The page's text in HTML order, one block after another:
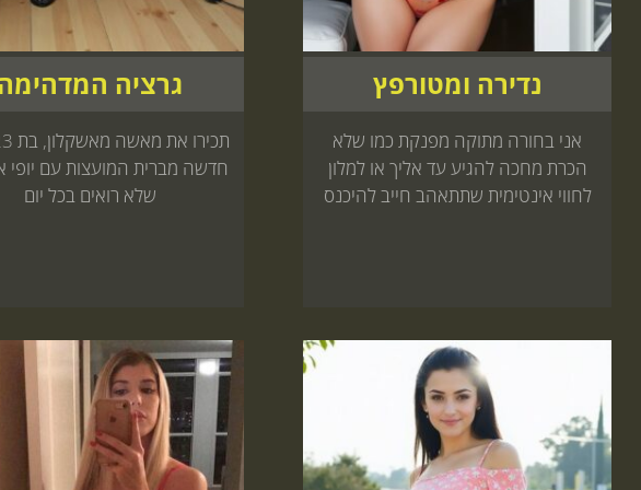
נדירה ומטורפץ
אני בחורה מתוקה מפנקת כמו שלא
הכרת מחכה להגיע עד אליך או למלון
לחווי אינטימית שתתאהב חייב להיכנס
גרציה המדהימה
חדשה מברית המועצות עם יופי
שלא רואים בכל יום